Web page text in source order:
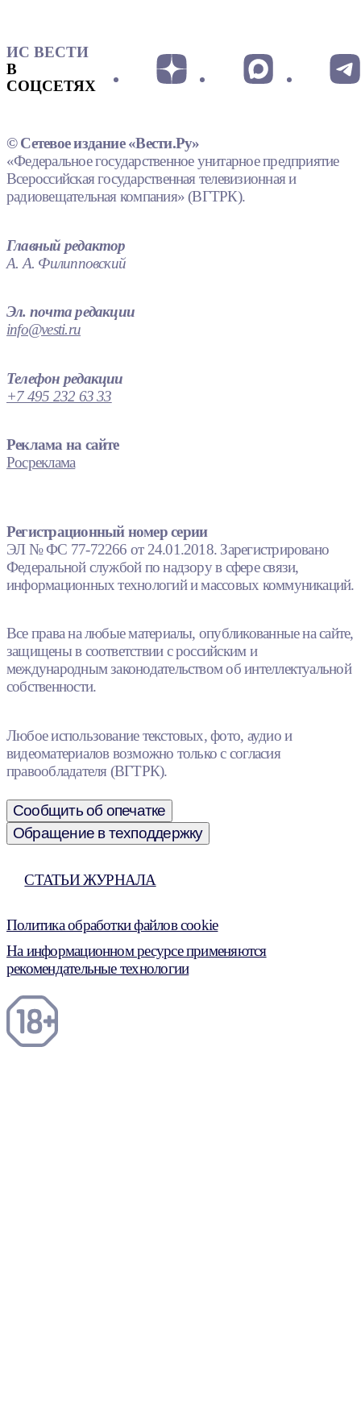
ИС ВЕСТИ
В
СОЦСЕТЯХ
© Сетевое издание «Вести.Ру»
«Федеральное государственное унитарное предприятие
Всероссийская государственная телевизионная и
радиовещательная компания» (ВГТРК).
Главный редактор
А. А. Филипповский
Эл. почта редакции
info@vesti.ru
Телефон редакции
+7 495 232 63 33
Реклама на сайте
Росреклама
Регистрационный номер серии
ЭЛ № ФС 77-72266 от 24.01.2018. Зарегистрировано
Федеральной службой по надзору в сфере связи,
информационных технологий и массовых коммуникаций.
Все права на любые материалы, опубликованные на сайте,
защищены в соответствии с российским и
международным законодательством об интеллектуальной
собственности.
Любое использование текстовых, фото, аудио и
видеоматериалов возможно только с согласия
правообладателя (ВГТРК).
Сообщить об опечатке
Обращение в техподдержку
СТАТЬИ ЖУРНАЛА
Политика обработки файлов cookie
На информационном ресурсе применяются
рекомендательные технологии